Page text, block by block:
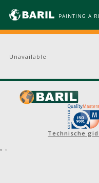
PAINTING A
Unavailable
Technische
" "